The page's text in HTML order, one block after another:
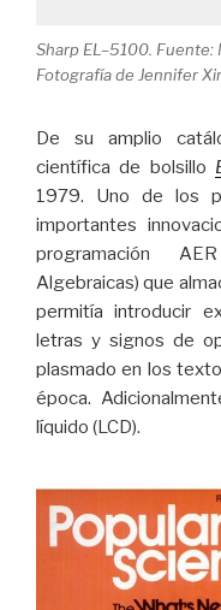
Sharp EL–5100. Fuente:
Fotografía de Jennifer
De su amplio
científica de bolsillo
1979. Uno de los
importantes
programación
Algebraicas) que
permitía introducir
letras y signos de
plasmado en los
época.
líquido (LCD).